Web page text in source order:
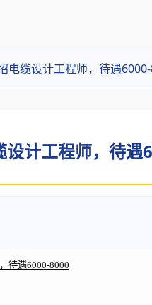
电缆设计工程师，待遇6000-
设计工程师，待
待遇6000-8000